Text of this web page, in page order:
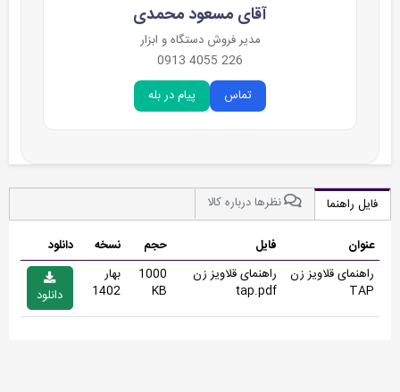
آقای مسعود محمدی
مدیر فروش دستگاه و ابزار
226 4055 0913
تماس
پیام در بله
فایل راهنما نظرها درباره کالا
عنوان فایل حجم نسخه
دانلود
راهنمای قلاویز زن
TAP
راهنمای قلاویز زن
tap.pdf
1000
KB
بهار
1402
دانلود